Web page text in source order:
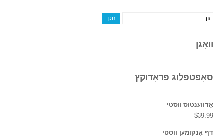
וואָגן
סאָפטפּלוג פּראָדוקץ
אַדווענטוס ווסטי
$39.99
דף אָנקומען ווסטי